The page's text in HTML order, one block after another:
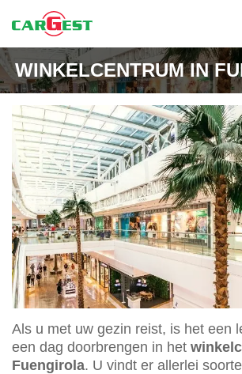
WINKELCENTRUM IN
Als u met uw gezin reist, is het een
een dag doorbrengen in het
Fuengirola. U vindt er allerlei